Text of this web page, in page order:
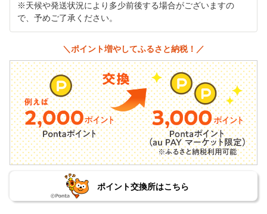
※天候や発送状況により多少前後する場合がございますの
で、予めご了承ください。
＼ポイント増やしてふるさと納税！／
ポイント交換所はこちら